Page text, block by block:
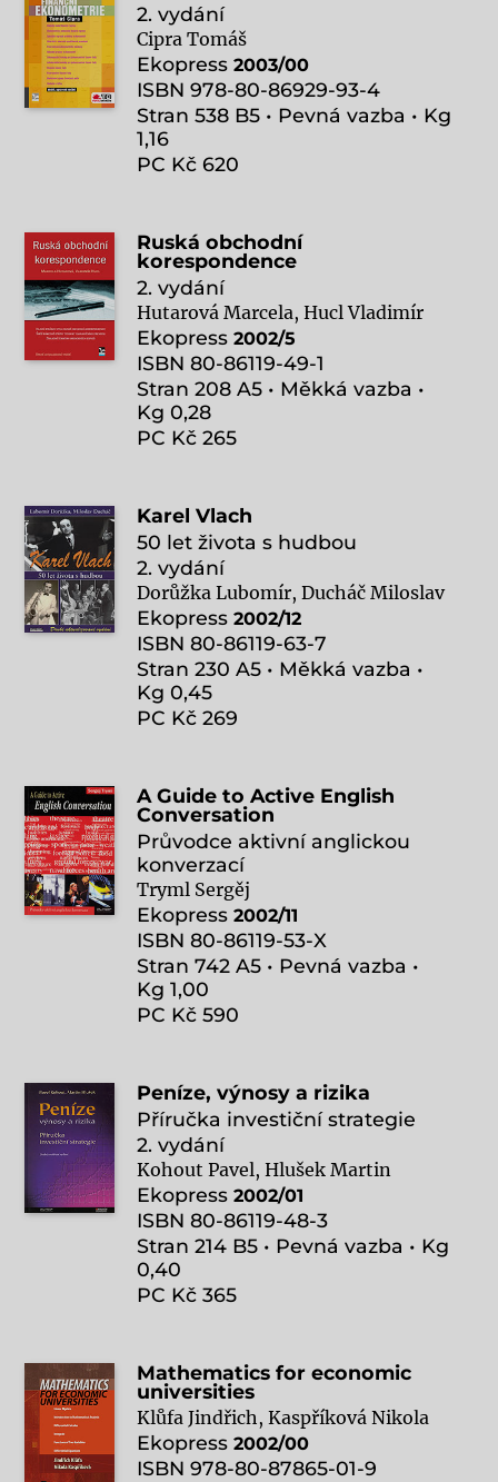
2. vydání
Cipra Tomáš
Ekopress 2003/00
ISBN 978-80-86929-93-4
Stran 538 B5 • Pevná vazba • Kg
1,16
PC Kč 620
Ruská obchodní
korespondence
2. vydání
Hutarová Marcela, Hucl Vladimír
Ekopress 2002/5
ISBN 80-86119-49-1
Stran 208 A5 • Měkká vazba •
Kg 0,28
PC Kč 265
Karel Vlach
50 let života s hudbou
2. vydání
Dorůžka Lubomír, Ducháč Miloslav
Ekopress 2002/12
ISBN 80-86119-63-7
Stran 230 A5 • Měkká vazba •
Kg 0,45
PC Kč 269
A Guide to Active English
Conversation
Průvodce aktivní anglickou
konverzací
Tryml Sergěj
Ekopress 2002/11
ISBN 80-86119-53-X
Stran 742 A5 • Pevná vazba •
Kg 1,00
PC Kč 590
Peníze, výnosy a rizika
Příručka investiční strategie
2. vydání
Kohout Pavel, Hlušek Martin
Ekopress 2002/01
ISBN 80-86119-48-3
Stran 214 B5 • Pevná vazba • Kg
0,40
PC Kč 365
Mathematics for economic
universities
Klůfa Jindřich, Kaspříková Nikola
Ekopress 2002/00
ISBN 978-80-87865-01-9